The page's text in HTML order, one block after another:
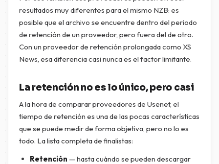
resultados muy diferentes para el mismo NZB: es
posible que el archivo se encuentre dentro del periodo
de retención de un proveedor, pero fuera del de otro.
Con un proveedor de retención prolongada como XS
News, esa diferencia casi nunca es el factor limitante.
La retención no es lo único, pero casi
A la hora de comparar proveedores de Usenet, el
tiempo de retención es una de las pocas características
que se puede medir de forma objetiva, pero no lo es
todo. La lista completa de finalistas:
Retención — hasta cuándo se pueden descargar